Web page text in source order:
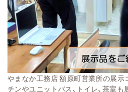
やまなか工務店 額原町営業所の展示
チンやユニットバス、トイレ、茶室も